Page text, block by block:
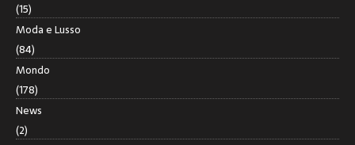
(15)
Moda e Lusso
(84)
Mondo
(178)
News
(2)